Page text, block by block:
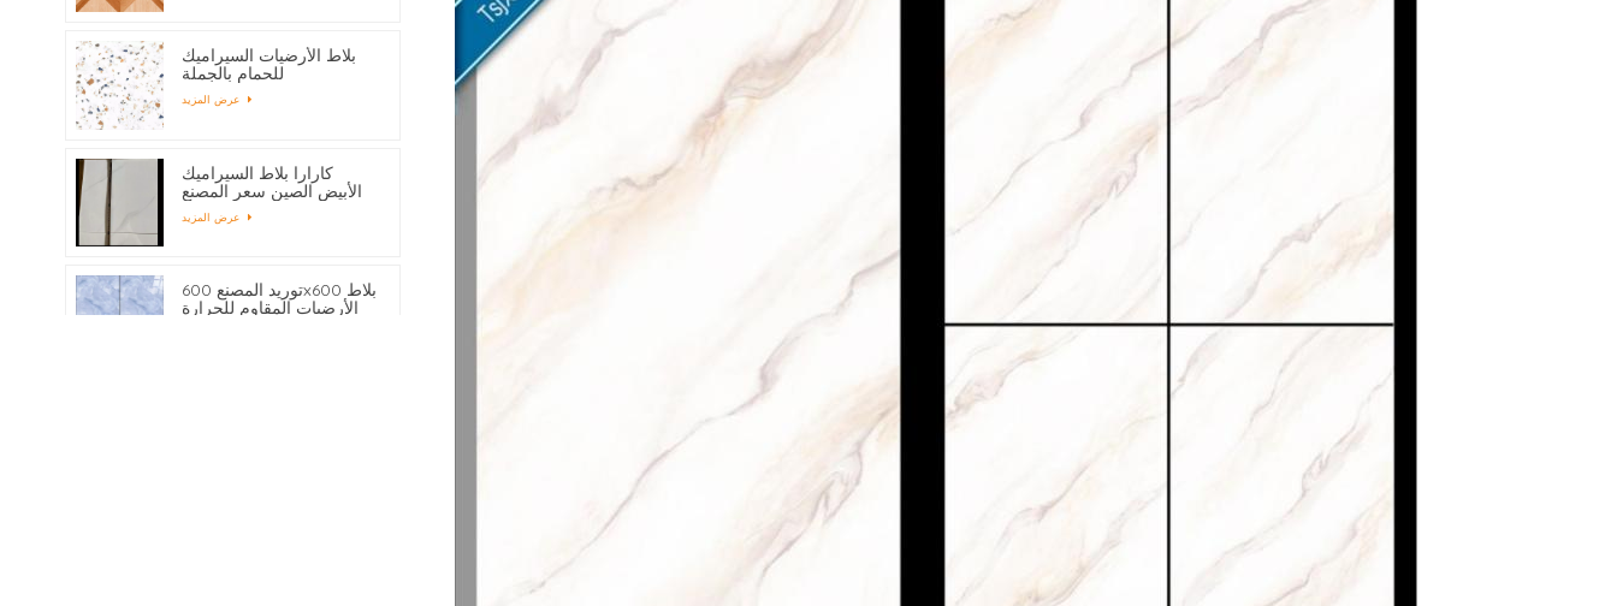
بلاط الأرضيات السيراميك
للحمام بالجملة
عرض المزيد
كارارا بلاط السيراميك
الأبيض الصين سعر المصنع
عرض المزيد
توريد المصنع 600x600 بلاط
الأرضيات المقاوم للحرارة